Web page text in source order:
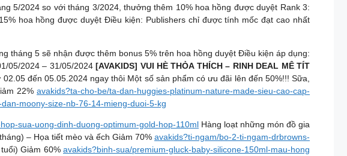
5/2024 so với tháng 3/2024, thưởng thêm 10% hoa hồng được duyệt Rank 3:
hoa hồng được duyệt Điều kiện: Publishers chỉ được tính mốc đạt cao nhất
tháng 5 sẽ nhận được thêm bonus 5% trên hoa hồng duyệt Điều kiện áp dụng:
05/2024 – 31/05/2024[AVAKIDS] VUI HÈ THỎA THÍCH – RINH DEAL MÊ TÍT
đến 05.05.2024 ngay thôi Một số sản phẩm có ưu đãi lên đến 50%!!! Sữa,
22% avakids?ta-cho-be/ta-dan-huggies-platinum-nature-made-sieu-cao-cap-
moony-size-nb-76-14-mieng-duoi-5-kg
sua-uong-dinh-duong-optimum-gold-hop-110ml Hàng loạt những món đồ gia
– Họa tiết mèo và ếch Giảm 70% avakids?ti-ngam/bo-2-ti-ngam-drbrowns-
Giảm 60% avakids?binh-sua/premium-gluck-baby-silicone-150ml-mau-hong